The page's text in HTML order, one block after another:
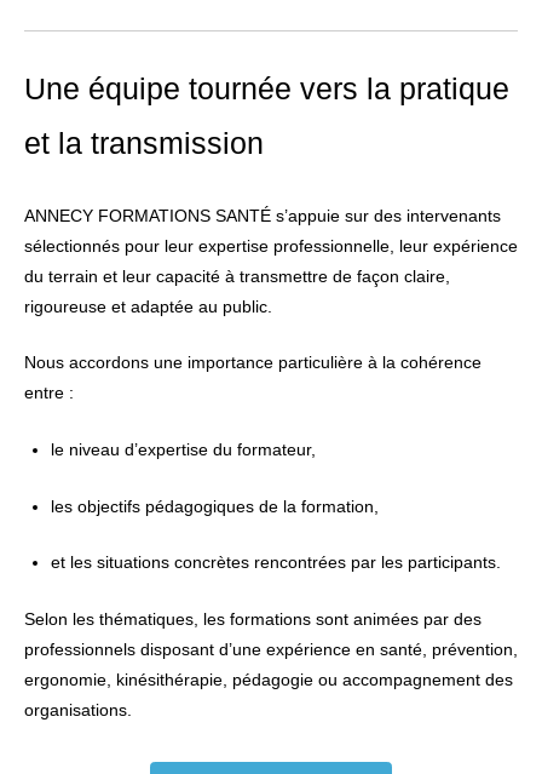
Une équipe tournée vers la pratique
et la transmission
ANNECY FORMATIONS SANTÉ s’appuie sur des intervenants
sélectionnés pour leur expertise professionnelle, leur expérience
du terrain et leur capacité à transmettre de façon claire,
rigoureuse et adaptée au public.
Nous accordons une importance particulière à la cohérence
entre :
le niveau d’expertise du formateur,
les objectifs pédagogiques de la formation,
et les situations concrètes rencontrées par les participants.
Selon les thématiques, les formations sont animées par des
professionnels disposant d’une expérience en santé, prévention,
ergonomie, kinésithérapie, pédagogie ou accompagnement des
organisations.